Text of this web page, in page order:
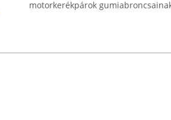
motorkerékpárok